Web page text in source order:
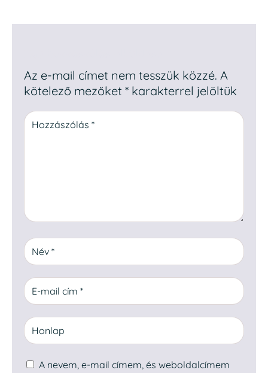
Az e-mail címet nem tesszük közzé. A
kötelező mezőket * karakterrel jelöltük
A nevem, e-mail címem, és weboldalcímem